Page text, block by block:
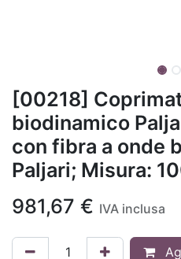
[00218]
biodinamico
con fibra a onde
Paljari; Misura:
981,67 € IVA inclusa